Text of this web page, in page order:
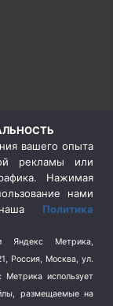
вашего опыта
рекламы или
Нажимая
нами
наша Политика
Яндекс Метрика,
Россия, Москва, ул.
использует
размещаемые на